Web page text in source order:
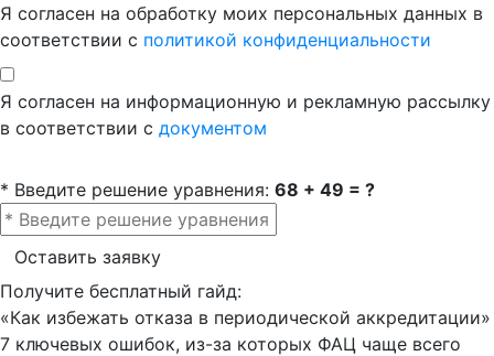
Я согласен на обработку моих персональных данных в
соответствии с политикой конфиденциальности
Я согласен на информационную и рекламную рассылку
в соответствии с документом
* Введите решение уравнения: 68 + 49 = ?
Оставить заявку
Получите бесплатный гайд:
«Как избежать отказа в периодической аккредитации»
7 ключевых ошибок, из-за которых ФАЦ чаще всего